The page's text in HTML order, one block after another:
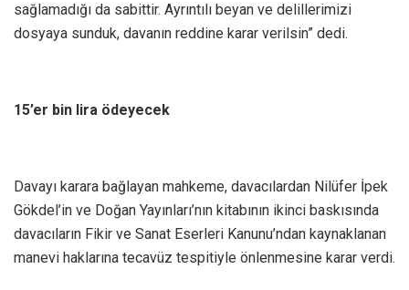
sağlamadığı da sabittir. Ayrıntılı beyan ve delillerimizi
dosyaya sunduk, davanın reddine karar verilsin” dedi.
15’er bin lira ödeyecek
Davayı karara bağlayan mahkeme, davacılardan Nilüfer İpek
Gökdel’in ve Doğan Yayınları’nın kitabının ikinci baskısında
davacıların Fikir ve Sanat Eserleri Kanunu’ndan kaynaklanan
manevi haklarına tecavüz tespitiyle önlenmesine karar verdi.